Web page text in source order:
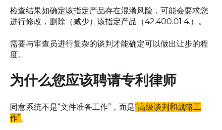
检查结果如确定该指定产品存在混淆风险，可能会要求您
进行修改，删除（减少）该指定产品（42.400.01 4.）。
需要与审查员进行复杂的谈判才能确定可以做出让步的程
度。
为什么您应该聘请专利律师
同意系统不是“文件准备工作”，而是“高级谈判和战略工
作”。